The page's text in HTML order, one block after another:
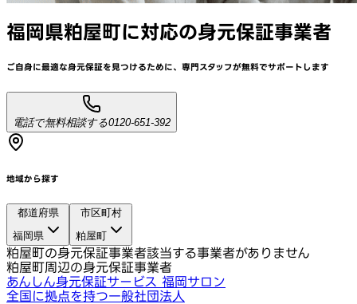
福岡県粕屋町に対応の身元保証事業者
ご自身に最適な身元保証を見つけるために、 専門スタッフが無料でサポートします
電話で無料相談する0120-651-392
地域から探す
都道府県
福岡県
市区町村
粕屋町
粕屋町の身元保証事業者該当する事業者がありません
粕屋町周辺の身元保証事業者
あんしん身元保証サービス 福岡サロン
全国に拠点を持つ一般社団法人